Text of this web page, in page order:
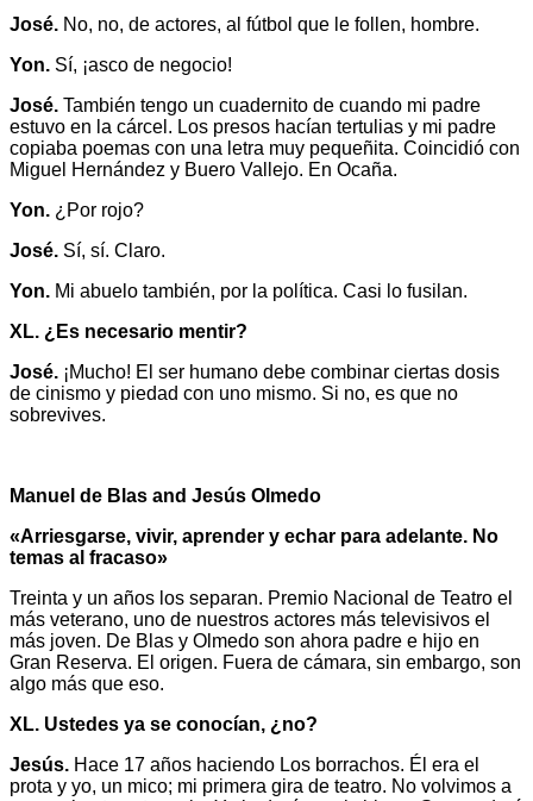
José. No, no, de actores, al fútbol que le follen, hombre.
Yon. Sí, ¡asco de negocio!
José. También tengo un cuadernito de cuando mi padre
estuvo en la cárcel. Los presos hacían tertulias y mi padre
copiaba poemas con una letra muy pequeñita. Coincidió con
Miguel Hernández y Buero Vallejo. En Ocaña.
Yon. ¿Por rojo?
José. Sí, sí. Claro.
Yon. Mi abuelo también, por la política. Casi lo fusilan.
XL. ¿Es necesario mentir?
José. ¡Mucho! El ser humano debe combinar ciertas dosis
de cinismo y piedad con uno mismo. Si no, es que no
sobrevives.
Manuel de Blas and Jesús Olmedo
«Arriesgarse, vivir, aprender y echar para adelante. No
temas al fracaso»
Treinta y un años los separan. Premio Nacional de Teatro el
más veterano, uno de nuestros actores más televisivos el
más joven. De Blas y Olmedo son ahora padre e hijo en
Gran Reserva. El origen. Fuera de cámara, sin embargo, son
algo más que eso.
XL. Ustedes ya se conocían, ¿no?
Jesús. Hace 17 años haciendo Los borrachos. Él era el
prota y yo, un mico; mi primera gira de teatro. No volvimos a